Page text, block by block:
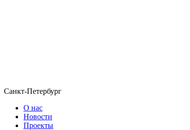
Санкт-Петербург
О нас
Новости
Проекты